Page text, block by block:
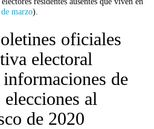
marzo).
oficiales
electoral
de
al
de 2020